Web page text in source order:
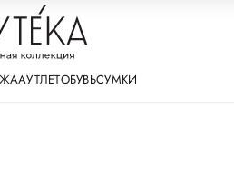
АУТЛЕТОБУВЬСУМКИ